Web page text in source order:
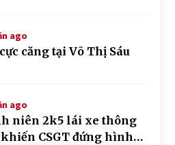
ago
căng tại Võ Thị Sáu
ago
niên 2k5 lái xe thông
CSGT đứng hình